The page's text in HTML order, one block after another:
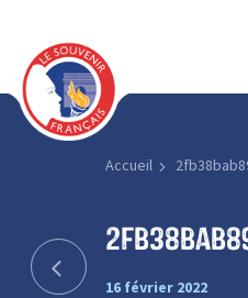
Accueil
16 février 2022